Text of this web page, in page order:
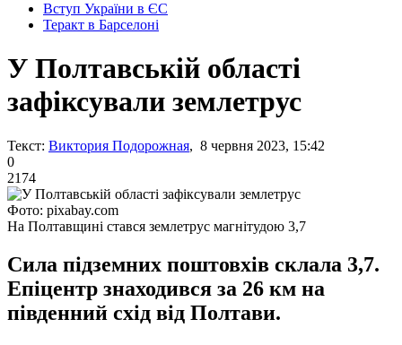
Вступ України в ЄС
Теракт в Барселоні
У Полтавській області
зафіксували землетрус
Текст: Виктория Подорожная, 8 червня 2023, 15:42
0
2174
Фото: pixabay.com
На Полтавщині стався землетрус магнітудою 3,7
Сила підземних поштовхів склала 3,7.
Епіцентр знаходився за 26 км на
південний схід від Полтави.